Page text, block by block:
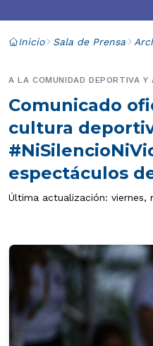
Inicio Sala de Prensa
Comunicado
cultura
espectáculos
A LA COMUNIDAD DEPORTIVA Y
Última actualización: viernes,